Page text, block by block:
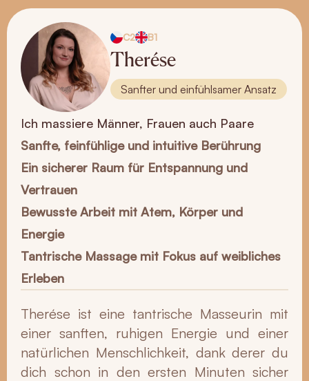
C2 B1
Therése
Sanfter und einfühlsamer Ansatz
Ich massiere Männer, Frauen auch Paare
Sanfte, feinfühlige und intuitive Berührung
Ein sicherer Raum für Entspannung und
Vertrauen
Bewusste Arbeit mit Atem, Körper und
Energie
Tantrische Massage mit Fokus auf weibliches
Erleben
Therése ist eine tantrische Masseurin mit
einer sanften, ruhigen Energie und einer
natürlichen Menschlichkeit, dank derer du
dich schon in den ersten Minuten sicher